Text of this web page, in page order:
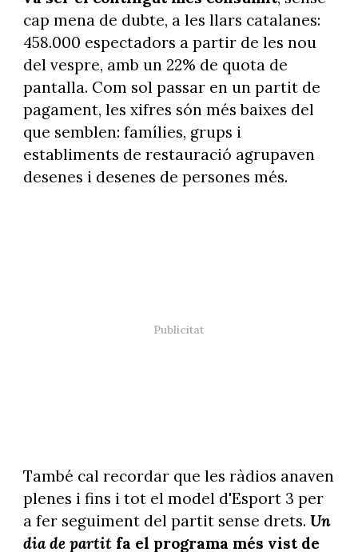
cap mena de dubte, a les llars catalanes:
458.000 espectadors a partir de les nou
del vespre, amb un 22% de quota de
pantalla. Com sol passar en un partit de
pagament, les xifres són més baixes del
que semblen: famílies, grups i
establiments de restauració agrupaven
desenes i desenes de persones més.
També cal recordar que les ràdios anaven
plenes i fins i tot el model d'Esport 3 per
a fer seguiment del partit sense drets. Un
dia de partitfa el programa més vist de